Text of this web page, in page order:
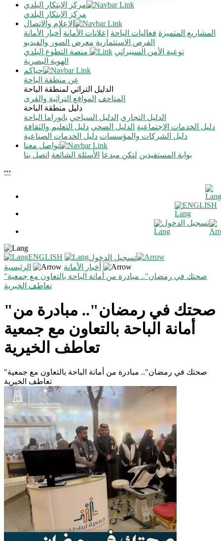
مركز الإبتكار البلدي
مركز الإبتكار البلدي
الإعلام والاتصال
أخبار الأمانة إعلانات الأمانة فعاليات الباحة المشاريع المتميزة
معرض الصور والفيديو الفرص الاستثمارية
منصة التطوع البلدي
توعية الأمن السيبراني
الهوية البصرية
حياكم
عن منطقة الباحة
الدليل التراثي لمنطقة الباحة
المواقع التراثية والقرى المتاحف
دليل منطقة الباحة
بانوراما الباحة الدليل السياحي الدليل التجاري
دليل التعليم والثقافة الدليل الصحي دليل الخدمات الاجتماعية
دليل الخدمات الصناعية دليل الشركات والمؤسسات
تواصل معنا
اتصل بنا الأسئلة الشائعة لتكن مبدعا بوابة المستفيدين
ENGLISH
تسجيل الدخول
ENGLISH
تسجيل الدخول
الرئيسية
أخبار الأمانة
"صحتك في رمضان".. مبادرة من أمانة الباحة بالتعاون مع جمعية
تعاطف الخيرية
"صحتك في رمضان".. مبادرة من
أمانة الباحة بالتعاون مع جمعية
تعاطف الخيرية
"صحتك في رمضان".. مبادرة من أمانة الباحة بالتعاون مع جمعية
تعاطف الخيرية